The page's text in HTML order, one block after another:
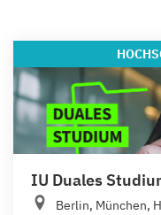
IU Duales
Berlin, München,